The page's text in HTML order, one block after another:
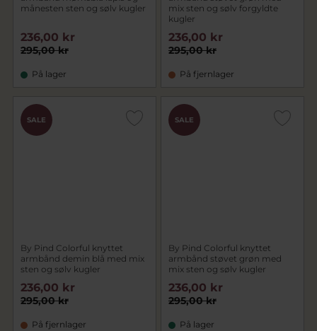
månesten sten og sølv kugler
295,00 kr
236,00 kr
På lager
mix sten og sølv forgyldte
kugler
295,00 kr
236,00 kr
På fjernlager
SALE
By Pind Colorful knyttet
armbånd demin blå med mix
sten og sølv kugler
295,00 kr
236,00 kr
På fjernlager
SALE
By Pind Colorful knyttet
armbånd støvet grøn med
mix sten og sølv kugler
295,00 kr
236,00 kr
På lager